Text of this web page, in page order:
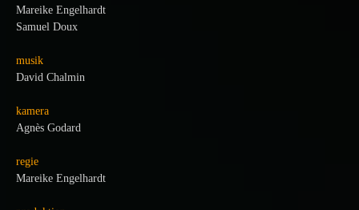
Mareike Engelhardt
Samuel Doux
musik
David Chalmin
kamera
Agnès Godard
regie
Mareike Engelhardt